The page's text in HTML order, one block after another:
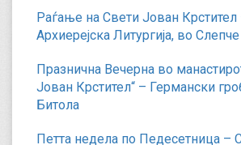
Раѓање на Свети Јован Крстител
Архиерејска Литургија, во Слепче
Празнична Вечерна во
Јован Крстител“ – Германски
Битола
Петта недела по Педесетница –